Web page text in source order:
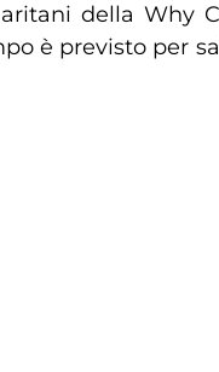
della Why
è previsto per